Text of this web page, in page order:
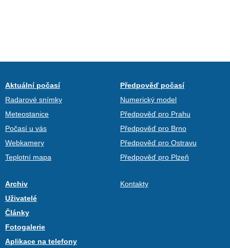
Aktuální počasí
Radarové snímky
Meteostanice
Počasí u vás
Webkamery
Teplotní mapa
Předpověď počasí
Numerický model
Předpověď pro Prahu
Předpověď pro Brno
Předpověď pro Ostravu
Předpověď pro Plzeň
Archiv
Uživatelé
Články
Fotogalerie
Aplikace na telefony
Kontakty